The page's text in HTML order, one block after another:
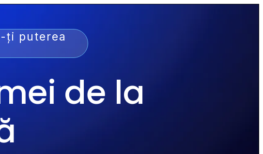
de la
ți puterea